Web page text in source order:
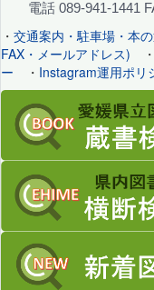
電話 089-941-1441
・ 交通案内・駐車場・本
FAX・メールアドレス) ・
ー ・ Instagram運用ポリ